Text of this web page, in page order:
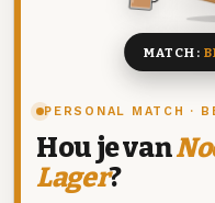
PERSONAL MATCH ·
Hou je van
Lager?
MATCH: